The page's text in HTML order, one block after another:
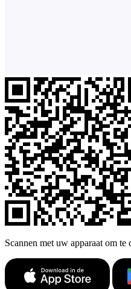
Scannen met uw apparaat om